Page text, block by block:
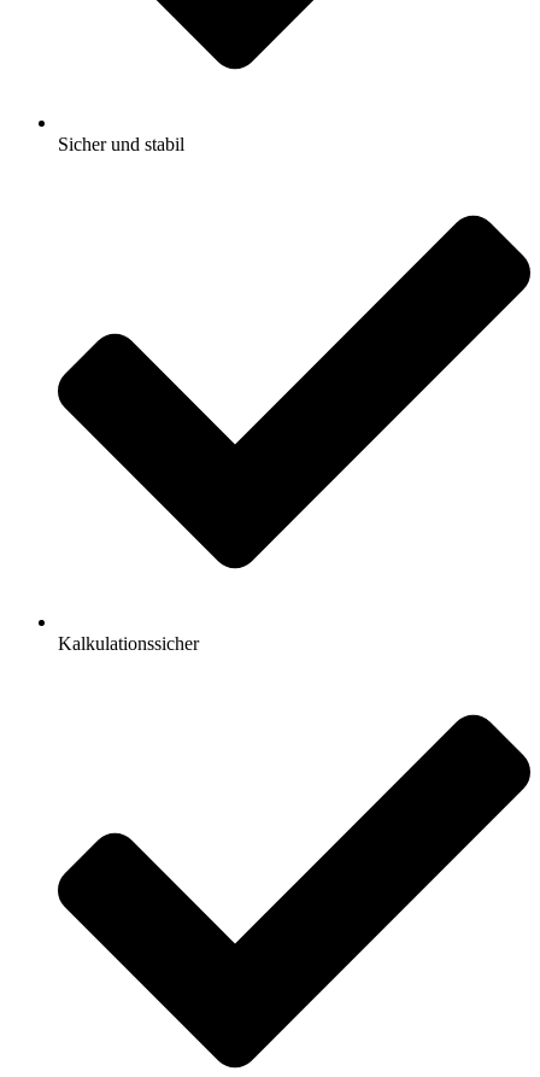
Sicher und stabil
Kalkulationssicher